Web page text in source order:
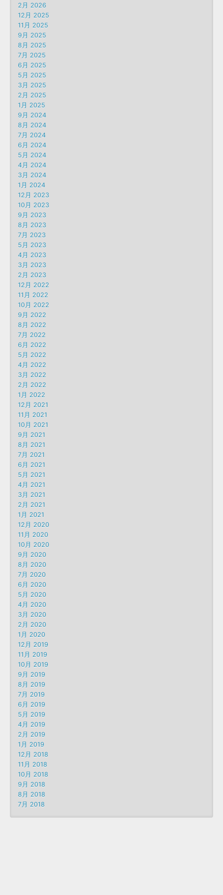
2月 2026
12月 2025
11月 2025
9月 2025
8月 2025
7月 2025
6月 2025
5月 2025
3月 2025
2月 2025
1月 2025
9月 2024
8月 2024
7月 2024
6月 2024
5月 2024
4月 2024
3月 2024
1月 2024
12月 2023
10月 2023
9月 2023
8月 2023
7月 2023
5月 2023
4月 2023
3月 2023
2月 2023
12月 2022
11月 2022
10月 2022
9月 2022
8月 2022
7月 2022
6月 2022
5月 2022
4月 2022
3月 2022
2月 2022
1月 2022
12月 2021
11月 2021
10月 2021
9月 2021
8月 2021
7月 2021
6月 2021
5月 2021
4月 2021
3月 2021
2月 2021
1月 2021
12月 2020
11月 2020
10月 2020
9月 2020
8月 2020
7月 2020
6月 2020
5月 2020
4月 2020
3月 2020
2月 2020
1月 2020
12月 2019
11月 2019
10月 2019
9月 2019
8月 2019
7月 2019
6月 2019
5月 2019
4月 2019
2月 2019
1月 2019
12月 2018
11月 2018
10月 2018
9月 2018
8月 2018
7月 2018